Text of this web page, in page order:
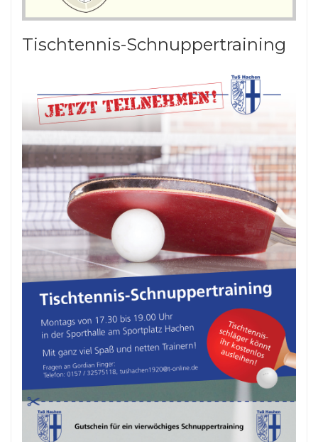
Tischtennis-Schnuppertraining